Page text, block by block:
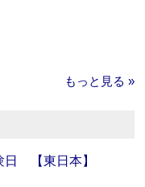
もっと見る »
【東日本】